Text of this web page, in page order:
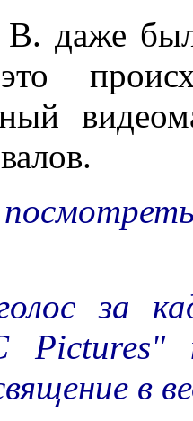
В. даже
за
Pictures"
в